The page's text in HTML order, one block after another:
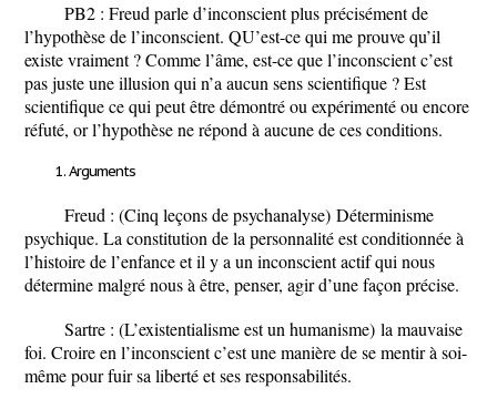
PB2 : Freud parle d’inconscient plus précisément de
l’hypothèse de l’inconscient. QU’est-ce qui me prouve qu’il
existe vraiment ? Comme l’âme, est-ce que l’inconscient c’est
pas juste une illusion qui n’a aucun sens scientifique ? Est
scientifique ce qui peut être démontré ou expérimenté ou encore
réfuté, or l’hypothèse ne répond à aucune de ces conditions.
Arguments
Freud : (Cinq leçons de psychanalyse) Déterminisme
psychique. La constitution de la personnalité est conditionnée à
l’histoire de l’enfance et il y a un inconscient actif qui nous
détermine malgré nous à être, penser, agir d’une façon précise.
Sartre : (L’existentialisme est un humanisme) la mauvaise
foi. Croire en l’inconscient c’est une manière de se mentir à soi-
même pour fuir sa liberté et ses responsabilités.